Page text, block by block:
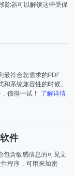
除器可以解锁这些受保
最符合您需求的PDF
系统兼容性的时候。
值得一试！ 了解详情
件
包含敏感信息的可见文
程序，可用来加密